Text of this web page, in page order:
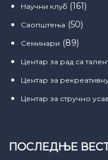
Научни клуб (161)
Саопштења (50)
Семинари (89)
Центар за рад са
Центар за
Центар за стручно
ПОСЛЕДЊЕ